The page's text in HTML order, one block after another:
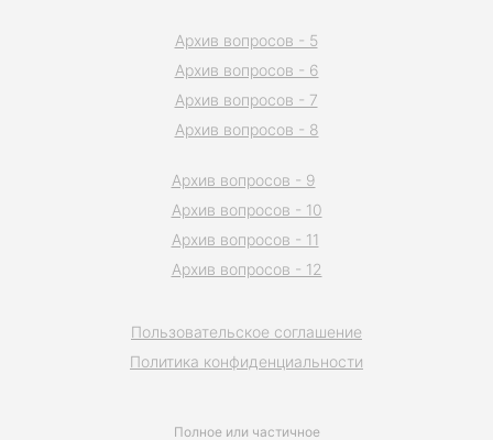
Полное или частичное
Пользовательское соглашение
Политика конфиденциальности
Архив вопросов - 5
Архив вопросов - 6
Архив вопросов - 7
Архив вопросов - 8
Архив вопросов - 9
Архив вопросов - 10
Архив вопросов - 11
Архив вопросов - 12